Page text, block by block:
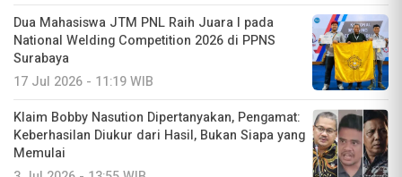
Dua Mahasiswa JTM PNL Raih Juara I pada
National Welding Competition 2026 di PPNS
Surabaya
17 Jul 2026 - 11:19 WIB
Klaim Bobby Nasution Dipertanyakan, Pengamat:
Keberhasilan Diukur dari Hasil, Bukan Siapa yang
Memulai